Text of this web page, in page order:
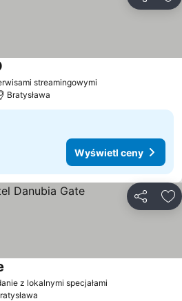
streamingowymi
Bratysława
Wyświetl ceny
z lokalnymi specjałami